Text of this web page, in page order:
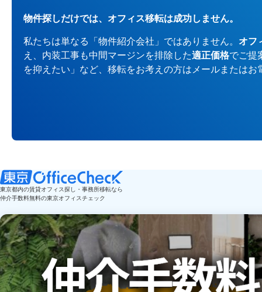
物件探しだけでは、オフィス移転は成功しません。
私たちは単なる「物件紹介会社」ではありません。 オフ
え、内装工事も中間マージンを排除した適正価格でご提
を抑えたい」など、移転をお考えの方はメールまたは
東京都内の賃貸オフィス探し・事務所移転なら
仲介手数料無料の東京オフィスチェック